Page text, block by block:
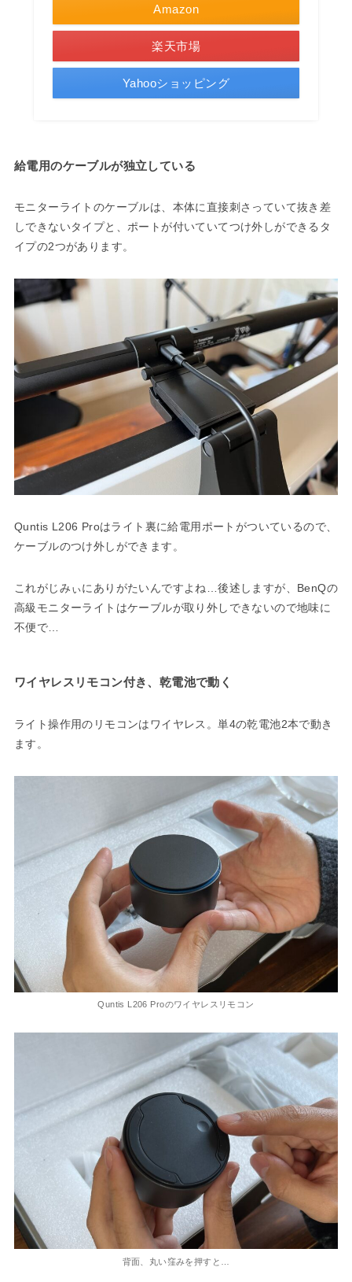
Amazon
楽天市場
Yahooショッピング
給電用のケーブルが独立している
モニターライトのケーブルは、本体に直接刺さっていて抜き差
しできないタイプと、ポートが付いていてつけ外しができるタ
イプの2つがあります。
Quntis L206 Proはライト裏に給電用ポートがついているので、
ケーブルのつけ外しができます。
これがじみぃにありがたいんですよね…後述しますが、BenQの
高級モニターライトはケーブルが取り外しできないので地味に
不便で…
ワイヤレスリモコン付き、乾電池で動く
ライト操作用のリモコンはワイヤレス。単4の乾電池2本で動き
ます。
Quntis L206 Proのワイヤレスリモコン
背面、丸い窪みを押すと…